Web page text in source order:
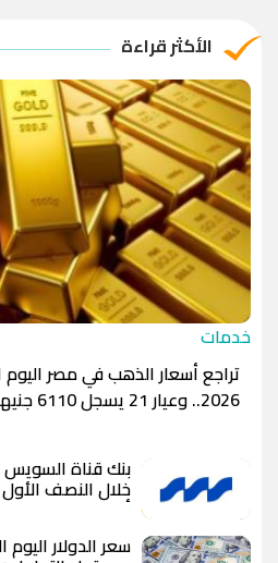
الريال القطري
الدينار الأردني
-1.0000
الأكثر قراءة
خدمات
2026.. وعيار 21 يسجل 6110 جنيهات
بنك قناة
في مختلف